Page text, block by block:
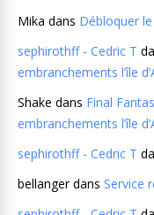
Mika dans Débloquer
sephirothff - Cedric T
embranchements l’île
Shake dans Final
embranchements l’île
sephirothff - Cedric T
bellangerdans Service